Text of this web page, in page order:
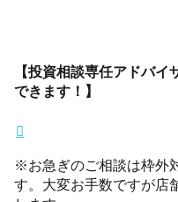
【投資相談専任アドバ
できます！】
※お急ぎのご相談は枠外
す。大変お手数ですが店